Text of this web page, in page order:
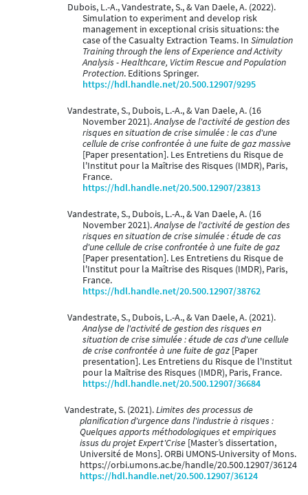
Dubois, L.-A., Vandestrate, S., & Van Daele, A. (2022).
Simulation to experiment and develop risk
management in exceptional crisis situations: the
case of the Casualty Extraction Teams. In Simulation
Training through the lens of Experience and Activity
Analysis - Healthcare, Victim Rescue and Population
Protection. Editions Springer.
https://hdl.handle.net/20.500.12907/9295
Vandestrate, S., Dubois, L.-A., & Van Daele, A. (16
November 2021).Analyse de l'activité de gestion des
risques en situation de crise simulée : le cas d'une
cellule de crise confrontée à une fuite de gaz massive
[Paper presentation]. Les Entretiens du Risque de
l'Institut pour la Maîtrise des Risques (IMDR), Paris,
France.
https://hdl.handle.net/20.500.12907/23813
Vandestrate, S., Dubois, L.-A., & Van Daele, A. (16
November 2021).Analyse de l'activité de gestion des
risques en situation de crise simulée : étude de cas
d'une cellule de crise confrontée à une fuite de gaz
[Paper presentation]. Les Entretiens du Risque de
l'Institut pour la Maîtrise des Risques (IMDR), Paris,
France.
https://hdl.handle.net/20.500.12907/38762
Vandestrate, S., Dubois, L.-A., & Van Daele, A. (2021).
Analyse de l'activité de gestion des risques en
situation de crise simulée : étude de cas d'une cellule
de crise confrontée à une fuite de gaz [Paper
presentation]. Les Entretiens du Risque de l'Institut
pour la Maîtrise des Risques (IMDR), Paris, France.
https://hdl.handle.net/20.500.12907/36684
Vandestrate, S. (2021).Limites des processus de
planification d'urgence dans l'industrie à risques :
Quelques apports méthodologiques et empiriques
issus du projet Expert'Crise [Master’s dissertation,
Université de Mons]. ORBi UMONS-University of Mons.
https://orbi.umons.ac.be/handle/20.500.12907/36124
https://hdl.handle.net/20.500.12907/36124